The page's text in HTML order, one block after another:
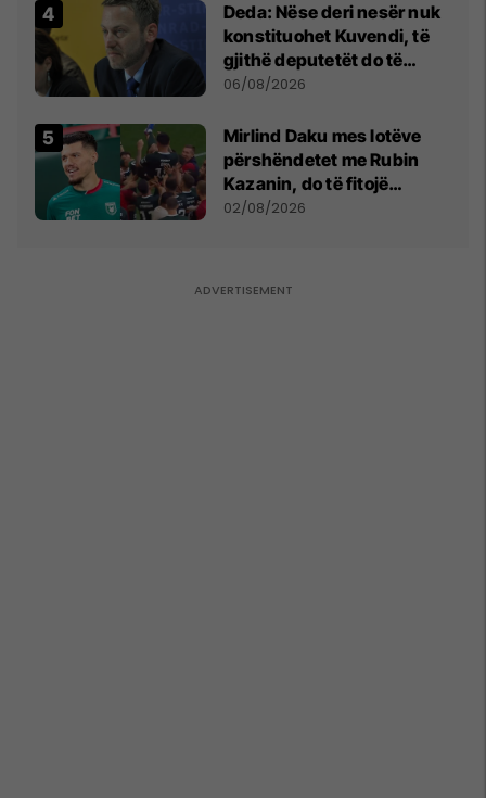
Deda: Nëse deri nesër nuk
konstituohet Kuvendi, të
gjithë deputetët do të
bëjnë shkelje të rëndë
06/08/2026
Mirlind Daku mes lotëve
përshëndetet me Rubin
Kazanin, do të fitojë
miliona te Spartak Moska
02/08/2026